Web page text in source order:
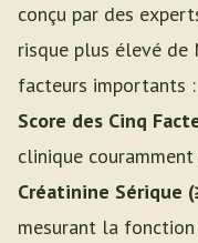
conçu par des
risque plus élevé de
facteurs importants :
Score des Cinq
clinique
Créatinine Sérique
mesurant la fonction